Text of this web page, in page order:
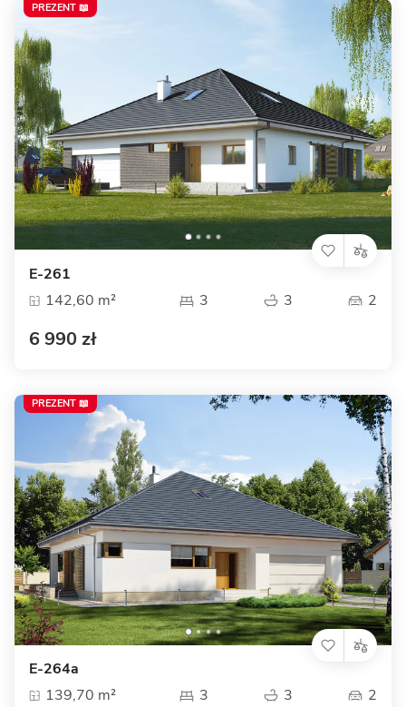
E-261
142,60 m²
3 3 2
6 990 zł
PREZENT 📖
E-264a
139,70 m²
3 3 2
PREZENT 📖